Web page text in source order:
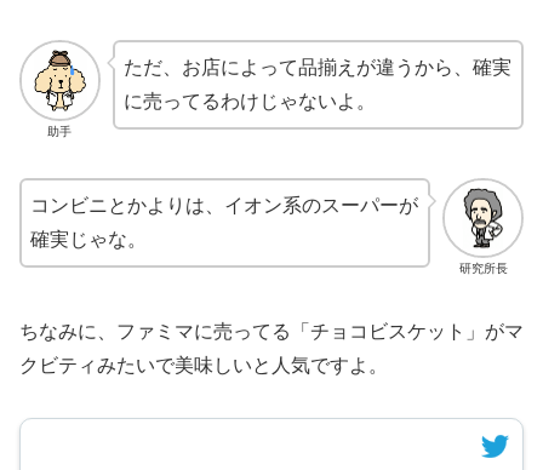
助手
ただ、お店によって品揃えが違うから、確実
に売ってるわけじゃないよ。
研究所長
コンビニとかよりは、イオン系のスーパーが
確実じゃな。
ちなみに、ファミマに売ってる「チョコビスケット」がマ
クビティみたいで美味しいと人気ですよ。